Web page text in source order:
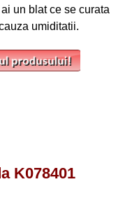
un blat ce se curata
umiditatii.
K078401